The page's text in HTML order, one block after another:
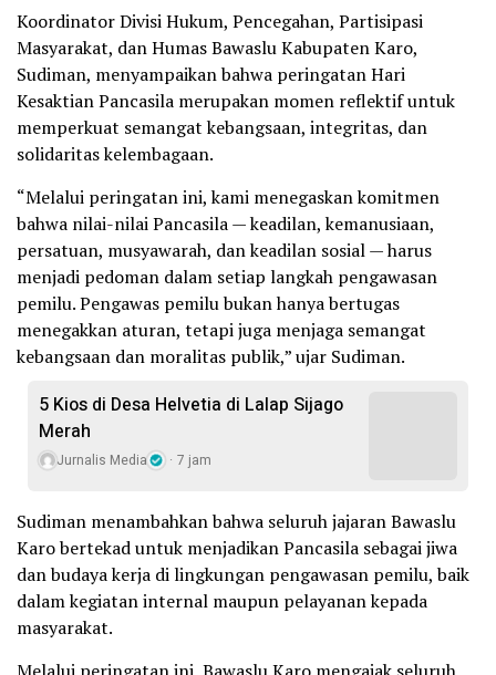
Koordinator Divisi Hukum, Pencegahan, Partisipasi
Masyarakat, dan Humas Bawaslu Kabupaten Karo,
Sudiman, menyampaikan bahwa peringatan Hari
Kesaktian Pancasila merupakan momen reflektif untuk
memperkuat semangat kebangsaan, integritas, dan
solidaritas kelembagaan.
“Melalui peringatan ini, kami menegaskan komitmen
bahwa nilai-nilai Pancasila — keadilan, kemanusiaan,
persatuan, musyawarah, dan keadilan sosial — harus
menjadi pedoman dalam setiap langkah pengawasan
pemilu. Pengawas pemilu bukan hanya bertugas
menegakkan aturan, tetapi juga menjaga semangat
kebangsaan dan moralitas publik,” ujar Sudiman.
5 Kios di Desa Helvetia di Lalap Sijago
Merah
Jurnalis Media 7 jam
Sudiman menambahkan bahwa seluruh jajaran Bawaslu
Karo bertekad untuk menjadikan Pancasila sebagai jiwa
dan budaya kerja di lingkungan pengawasan pemilu, baik
dalam kegiatan internal maupun pelayanan kepada
masyarakat.